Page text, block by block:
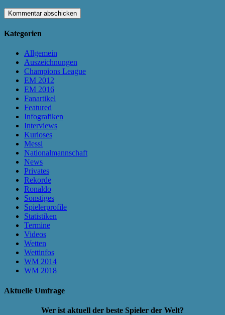
Kategorien
Allgemein
Auszeichnungen
Champions League
EM 2012
EM 2016
Fanartikel
Featured
Infografiken
Interviews
Kurioses
Messi
Nationalmannschaft
News
Privates
Rekorde
Ronaldo
Sonstiges
Spielerprofile
Statistiken
Termine
Videos
Wetten
Wettinfos
WM 2014
WM 2018
Aktuelle Umfrage
Wer ist aktuell der beste Spieler der Welt?